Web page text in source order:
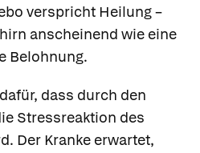
verspricht Heilung –
anscheinend wie eine
Belohnung.
dass durch den
Stressreaktion des
Der Kranke erwartet,